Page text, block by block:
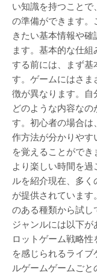
い知識を持つこと
の準備ができます。
きたい基本情報や
ます。基本的な仕
する前には、まず基
す。ゲームにはさま
徴が異なります。自
どのような内容な
す。初心者の場合は
作方法が分かりやす
を覚えることができ
より楽しい時間を
ルを紹介現在、多
が提供されていま
のある種類から試し
ジャンルには以下
ロットゲーム戦略
を感じられるライ
ルゲームゲームご